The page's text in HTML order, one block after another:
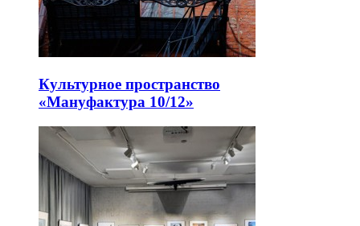
Культурное пространство
«Мануфактура 10/12»